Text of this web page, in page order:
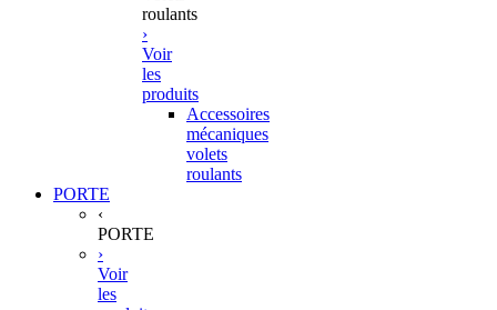
roulants
›
Voir
les
produits
Accessoires
mécaniques
volets
roulants
PORTE
‹
PORTE
›
Voir
les